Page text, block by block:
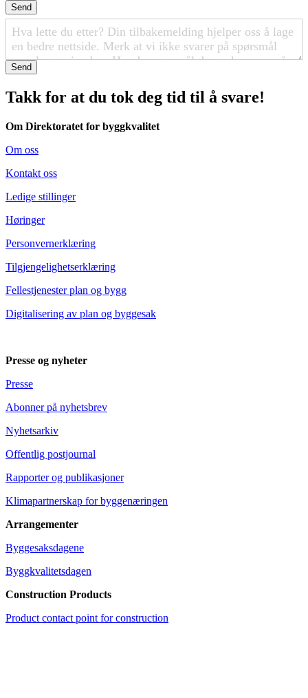
Send
Send
Takk for at du tok deg tid til å svare!
Om Direktoratet for byggkvalitet
Om oss
Kontakt oss
Ledige stillinger
Høringer
Personvernerklæring
Tilgjengelighetserklæring
Fellestjenester plan og bygg
Digitalisering av plan og byggesak
Presse og nyheter
Presse
Abonner på nyhetsbrev
Nyhetsarkiv
Offentlig postjournal
Rapporter og publikasjoner
Klimapartnerskap for byggenæringen
Arrangementer
Byggesaksdagene
Byggkvalitetsdagen
Construction Products
Product contact point for construction